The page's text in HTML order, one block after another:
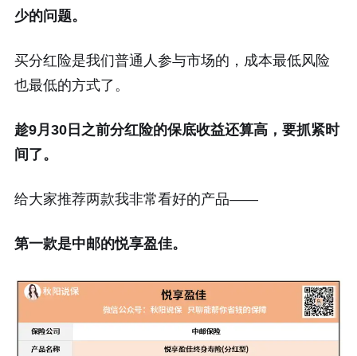
少的问题。
买分红险是我们普通人参与市场的，成本最低风险
也最低的方式了。
趁9月30日之前分红险的保底收益还算高，要抓紧时
间了。
给大家推荐两款我非常看好的产品——
第一款是中邮的悦享盈佳。